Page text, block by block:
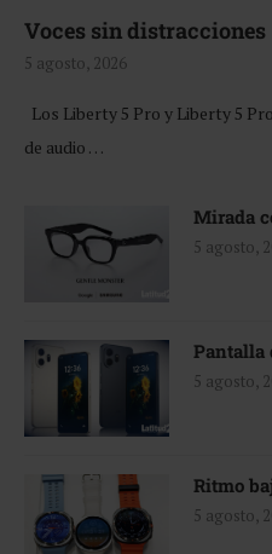
Voces sin distracciones
5 agosto, 2026
Los Liberty 5 Pro y Liberty 5
de audio …
Mirada
5 agosto,
Pantalla
5 agosto,
Ritmo
5 agosto,